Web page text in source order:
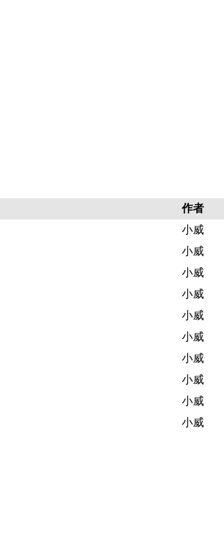
作者
小威
小威
小威
小威
小威
小威
小威
小威
小威
小威